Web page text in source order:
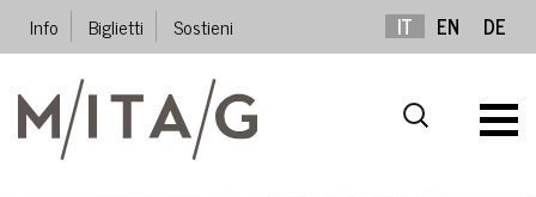
Info Biglietti Sostieni IT EN DE